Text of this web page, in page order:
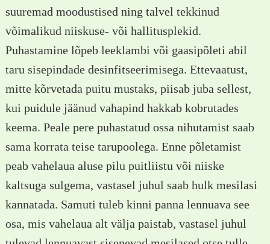
suuremad moodustised ning talvel tekkinud
võimalikud niiskuse- või hallitusplekid.
Puhastamine lõpeb leeklambi või gaasipõleti abil
taru sisepindade desinfitseerimisega. Ettevaatust,
mitte kõrvetada puitu mustaks, piisab juba sellest,
kui puidule jäänud vahapind hakkab kobrutades
keema. Peale pere puhastatud ossa nihutamist saab
sama korrata teise tarupoolega. Enne põletamist
peab vahelaua aluse pilu puitliistu või niiske
kaltsuga sulgema, vastasel juhul saab hulk mesilasi
kannatada. Samuti tuleb kinni panna lennuava see
osa, mis vahelaua alt välja paistab, vastasel juhul